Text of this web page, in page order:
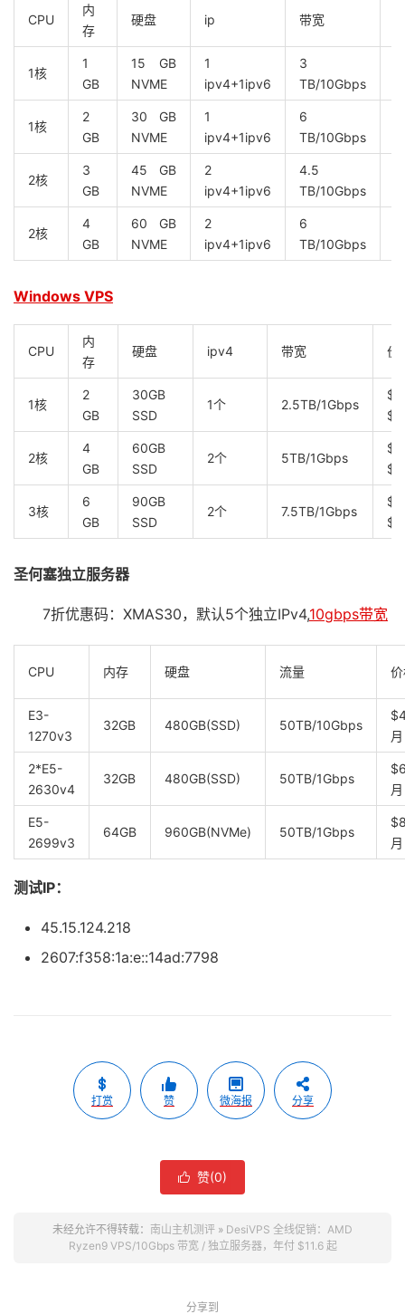
CPU
内
存
硬盘 ip 带宽
1核
1
GB
15 GB
NVME
1
ipv4+1ipv6
3
TB/10Gbps
1核
2
GB
30 GB
NVME
1
ipv4+1ipv6
6
TB/10Gbps
2核
3
GB
45 GB
NVME
2
ipv4+1ipv6
4.5
TB/10Gbps
2核
4
GB
60 GB
NVME
2
ipv4+1ipv6
6
TB/10Gbps
Windows VPS
CPU
内
存
硬盘 ipv4 带宽 价
1核
2
GB
30GB
SSD
1个 2.5TB/1Gbps
2核
4
GB
60GB
SSD
2个 5TB/1Gbps
3核
6
GB
90GB
SSD
2个 7.5TB/1Gbps
圣何塞独立服务器
7折优惠码：XMAS30，默认5个独立IPv4,10gbps带宽
CPU 内存 硬盘 流量
E3-
1270v3
32GB 480GB(SSD) 50TB/10Gbps
月
2*E5-
2630v4
32GB 480GB(SSD) 50TB/1Gbps
月
E5-
2699v3
64GB 960GB(NVMe) 50TB/1Gbps
月
测试IP：
45.15.124.218
2607:f358:1a:e::14ad:7798
打赏 赞 微海报 分享
 赞(0)
未经允许不得转载： 南山主机测评 » DesiVPS 全线促销：AMD
Ryzen9 VPS/10Gbps 带宽 / 独立服务器，年付 $11.6 起
分享到